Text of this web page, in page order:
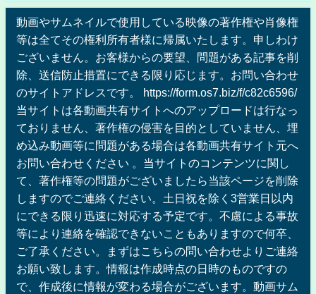
動画やサムネイルで使用している映像の著作権や肖像権
等は全てその権利所有者様に帰属いたします。申しわけ
ございません。お客様からの要望、問題がある記事を削
除、送信防止措置にできる限り応じます。お問い合わせ
のサイトアドレスです。 https://form.os7.biz/f/c82c6596/
当サイトは各動画共有サイトへのアップロードは行なっ
ておりません、著作権の侵害を目的としていません、埋
め込み動画等に問題がある場合は各動画共有サイト元へ
お問い合わせください 。当サイトのコンテンツに関し
て、著作権等の問題がございましたら当該ページを削除
しますのでご連絡ください。土日祝を除く3営業日以内
にできる限り迅速に対応する予定です。不慮による事故
等により連絡を確認できないこともありますので何卒、
ご了承ください。まずはこちらの問い合わせよりご連絡
お願い致します。情報は作成時点の日時のものですの
で、作成後に情報が変わる場合がございます。動画サム